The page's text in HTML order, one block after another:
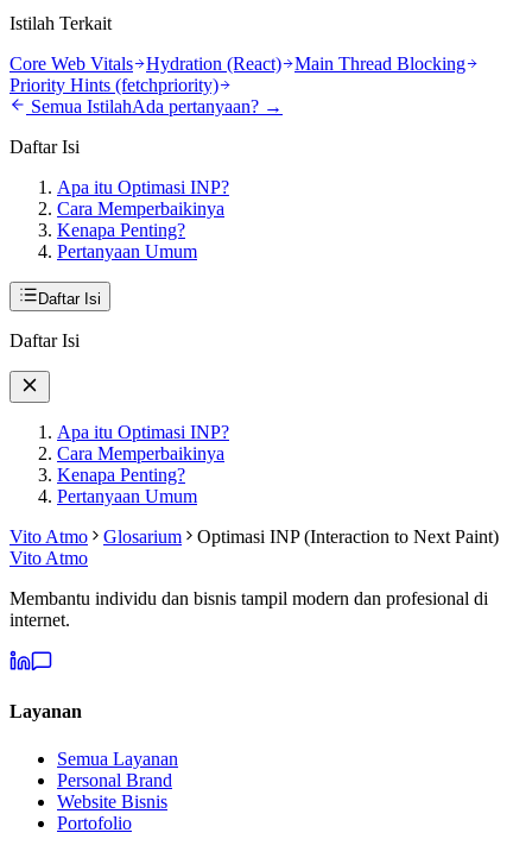
Istilah Terkait
Core Web Vitals
Hydration (React)
Main Thread Blocking
Priority Hints (fetchpriority)
Semua IstilahAda pertanyaan? →
Daftar Isi
Apa itu Optimasi INP?
Cara Memperbaikinya
Kenapa Penting?
Pertanyaan Umum
Daftar Isi
Daftar Isi
Apa itu Optimasi INP?
Cara Memperbaikinya
Kenapa Penting?
Pertanyaan Umum
Vito Atmo
Glosarium
Optimasi INP (Interaction to Next Paint)
Vito Atmo
Membantu individu dan bisnis tampil modern dan profesional di
internet.
Layanan
Semua Layanan
Personal Brand
Website Bisnis
Portofolio